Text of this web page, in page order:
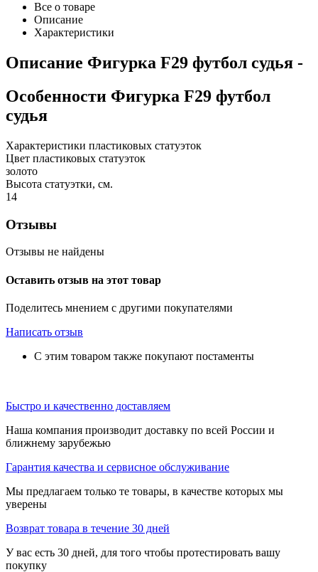
Все о товаре
Описание
Характеристики
Описание Фигурка F29 футбол судья -
Особенности Фигурка F29 футбол
судья
Характеристики пластиковых статуэток
Цвет пластиковых статуэток
золото
Высота статуэтки, см.
14
Отзывы
Отзывы не найдены
Оставить отзыв на этот товар
Поделитесь мнением с другими покупателями
Написать отзыв
С этим товаром также покупают постаменты
Быстро и качественно доставляем
Наша компания производит доставку по всей России и
ближнему зарубежью
Гарантия качества и сервисное обслуживание
Мы предлагаем только те товары, в качестве которых мы
уверены
Возврат товара в течение 30 дней
У вас есть 30 дней, для того чтобы протестировать вашу
покупку